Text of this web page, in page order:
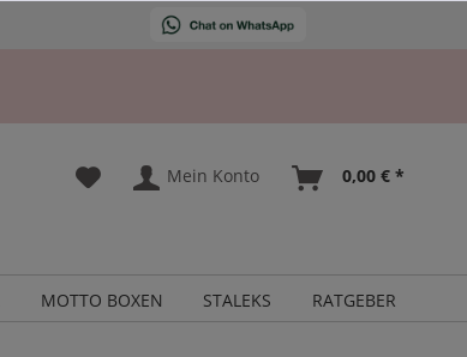
Mein Konto 0,00 € *
MOTTO BOXEN STALEKS RATGEBER